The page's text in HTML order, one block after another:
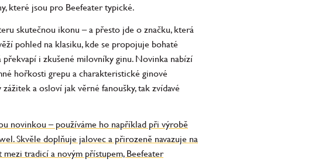
které jsou pro Beefeater typické.
skutečnou ikonu – a přesto jde o značku, která
pohled na klasiku, kde se propojuje bohaté
i zkušené milovníky ginu. Novinka nabízí
hořkosti grepu a charakteristické ginové
a osloví jak věrné fanoušky, tak zvídavé
novinkou – používáme ho například při výrobě
Skvěle doplňuje jalovec a přirozeně navazuje na
tradicí a novým přístupem, Beefeater